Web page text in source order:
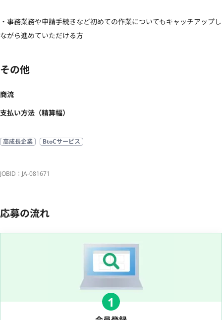
・事務業務や申請手続きなど初めての作業についてもキャッチアップし
ながら進めていただける方
その他
商流
支払い方法（精算幅）
高成長企業 BtoCサービス
JOBID：JA-081671
応募の流れ
1